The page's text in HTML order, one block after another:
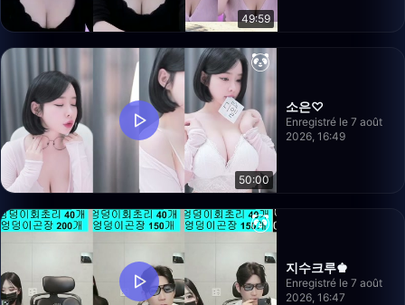
49:59
50:00
소은♡
Enregistré le 7 août
2026, 16:49
지수크루♚
Enregistré le 7 août
2026, 16:47